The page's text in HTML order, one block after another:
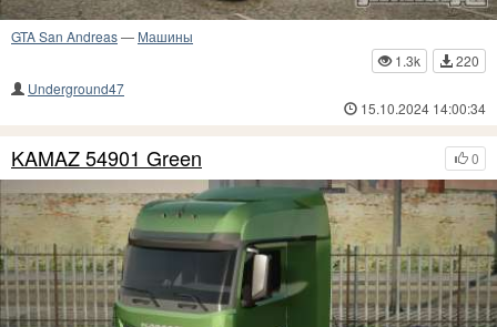
GTA San Andreas— Машины
1.3k
220
Underground47
15.10.2024 14:00:34
0
KAMAZ 54901 Green